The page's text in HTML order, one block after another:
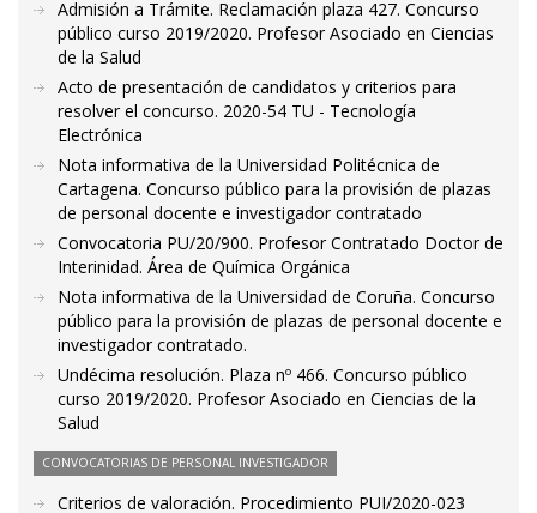
Admisión a Trámite. Reclamación plaza 427. Concurso
público curso 2019/2020. Profesor Asociado en Ciencias
de la Salud
Acto de presentación de candidatos y criterios para
resolver el concurso. 2020-54 TU - Tecnología
Electrónica
Nota informativa de la Universidad Politécnica de
Cartagena. Concurso público para la provisión de plazas
de personal docente e investigador contratado
Convocatoria PU/20/900. Profesor Contratado Doctor de
Interinidad. Área de Química Orgánica
Nota informativa de la Universidad de Coruña. Concurso
público para la provisión de plazas de personal docente e
investigador contratado.
Undécima resolución. Plaza nº 466. Concurso público
curso 2019/2020. Profesor Asociado en Ciencias de la
Salud
CONVOCATORIAS DE PERSONAL INVESTIGADOR
Criterios de valoración. Procedimiento PUI/2020-023